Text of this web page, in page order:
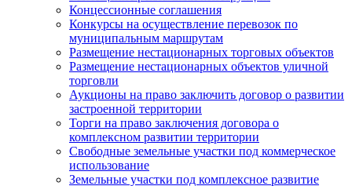
Концессионные соглашения
Конкурсы на осуществление перевозок по
муниципальным маршрутам
Размещение нестационарных торговых объектов
Размещение нестационарных объектов уличной
торговли
Аукционы на право заключить договор о развитии
застроенной территории
Торги на право заключения договора о
комплексном развитии территории
Свободные земельные участки под коммерческое
использование
Земельные участки под комплексное развитие